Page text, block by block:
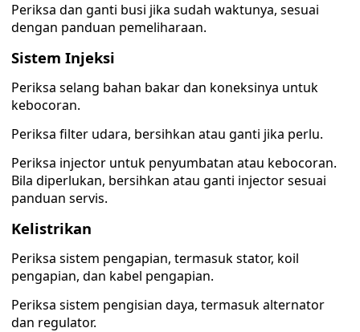
Periksa dan ganti busi jika sudah waktunya, sesuai
dengan panduan pemeliharaan.
Sistem Injeksi
Periksa selang bahan bakar dan koneksinya untuk
kebocoran.
Periksa filter udara, bersihkan atau ganti jika perlu.
Periksa injector untuk penyumbatan atau kebocoran.
Bila diperlukan, bersihkan atau ganti injector sesuai
panduan servis.
Kelistrikan
Periksa sistem pengapian, termasuk stator, koil
pengapian, dan kabel pengapian.
Periksa sistem pengisian daya, termasuk alternator
dan regulator.